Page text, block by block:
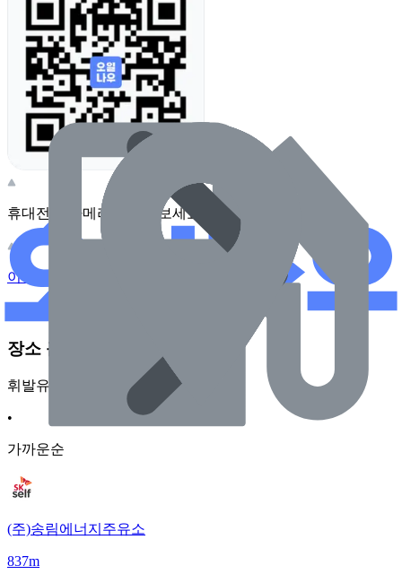
휴대전화 카메라로 찍어보세요
이 주유소의 사장님이신가요?
장소 근처 주유소
휘발유
•
가까운순
(주)송림에너지주유소
837m